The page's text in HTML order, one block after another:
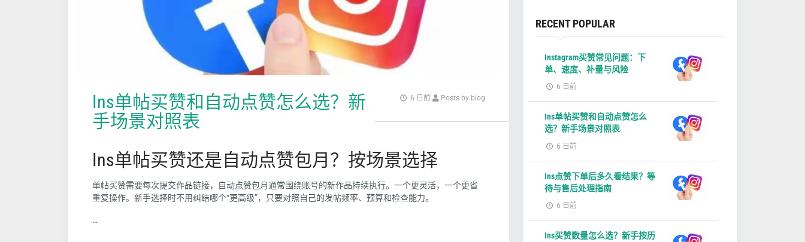
6 日前 Posts by blog
Ins单帖买赞和自动点赞怎么选？新
手场景对照表
Ins单帖买赞还是自动点赞包月？按场景选择
单帖买赞需要每次提交作品链接，自动点赞包月通常围绕账号的新作品持续执行。一个更灵活，一个更省
重复操作。新手选择时不用纠结哪个“更高级”，只要对照自己的发帖频率、预算和检查能力。
…
RECENT POPULAR
Instagram买赞常见问题：下
单、速度、补量与风险
6 日前
Ins单帖买赞和自动点赞怎么
选？新手场景对照表
6 日前
Ins点赞下单后多久看结果？等
待与售后处理指南
6 日前
Ins买赞数量怎么选？新手按历